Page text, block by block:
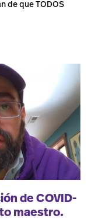
de que TODOS
de COVID-
maestro.